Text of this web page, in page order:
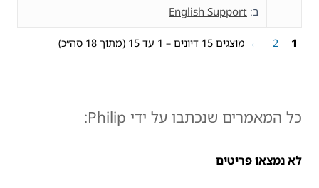
ב: English Support
מוצגים 15 דיונים – 1 עד 15 (מתוך 18 סה״כ) 1
2
←
כל המאמרים שנכתבו על ידי Philip:
לא נמצאו פריטים